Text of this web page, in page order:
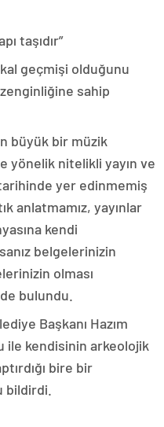
taşıdır”
geçmişi olduğunu
sahip
büyük bir müzik
yönelik nitelikli yayın ve
yer edinmemiş
anlatmamız, yayınlar
kendi
belgelerinizin
olması
bulundu.
Başkanı Hazım
ile kendisinin arkeolojik
bire bir